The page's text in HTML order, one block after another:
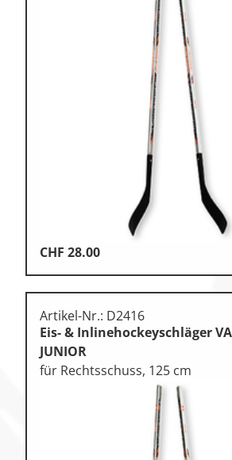
CHF 28.00
Artikel-Nr.: D2416
Eis- & Inlinehockeyschläger
JUNIOR
für Rechtsschuss, 125 cm